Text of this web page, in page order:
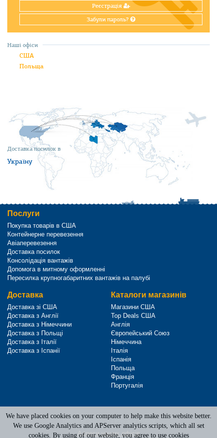
Реєстрація
Забули пароль?
Доставка посилок в
Україну
Наші офіси
США
Польща
Послуги
Покупка товарів в США
Контейнерне перевезення
Авіаперевезення
Доставка посилок
Консолідація вантажів
Допомога в митному оформленні
Пересилка крупногабаритних вантажів на палубі
Доставка
Доставка зі США
Доставка з Англії
Доставка з Німеччини
Доставка з Польщі
Доставка з Італії
Доставка з Іспанії
Каталоги магазинів
Магазини США
Top Deals США
Англія
Європейський Союз
Німеччина
Італія
Іспанія
Польща
Франція
Португалія
Terms of Service
Privacy Policy
Адреси наших офісів
We have placed cookies on your computer to help make this website better.
We use Google Analytics and APServer analytics scripts, which all set
cookies. By using of our website, you agree to use cookies